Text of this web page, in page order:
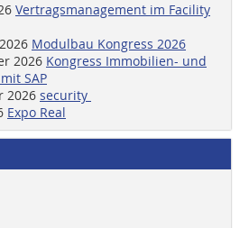
Vertragsmanagement im Facility
Modulbau Kongress 2026
2026 Kongress Immobilien- und
SAP
2026 security
Expo Real